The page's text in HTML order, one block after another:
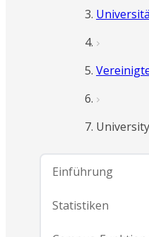
Einführung
Statistiken